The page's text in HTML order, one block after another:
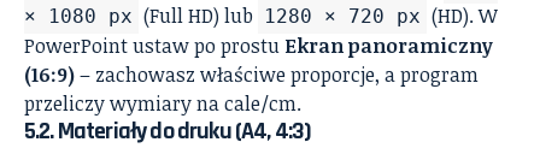
× 1080 px (Full HD) lub 1280 × 720 px (HD). W
PowerPoint ustaw po prostu Ekran panoramiczny
(16:9)– zachowasz właściwe proporcje, a program
przeliczy wymiary na cale/cm.
5.2. Materiały do druku (A4, 4:3)